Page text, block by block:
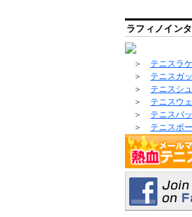
ラフィノイン
＞ テニスラ
＞ テニスガ
＞ テニスシ
＞ テニスウ
＞ テニスバ
＞ テニスボ